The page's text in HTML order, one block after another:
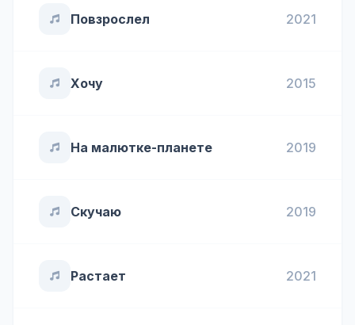
Повзрослел 2021
Хочу 2015
На малютке-планете 2019
Скучаю 2019
Растает 2021